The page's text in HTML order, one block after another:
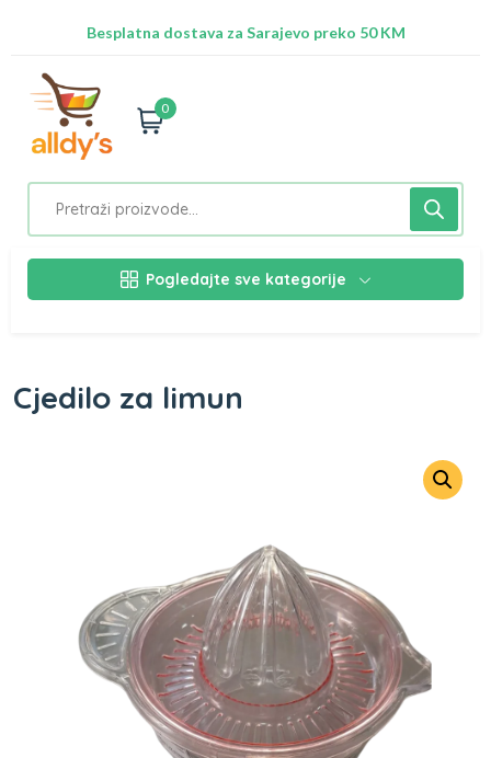
Besplatna dostava za Sarajevo preko 50 KM
0
Pogledajte sve kategorije
Cjedilo za limun